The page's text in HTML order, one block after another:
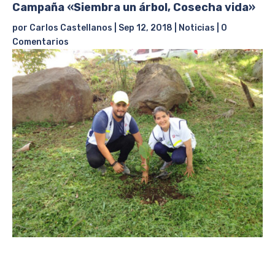
Campaña «Siembra un árbol, Cosecha vida»
por Carlos Castellanos Sep 12, 2018 Noticias
0
Comentarios